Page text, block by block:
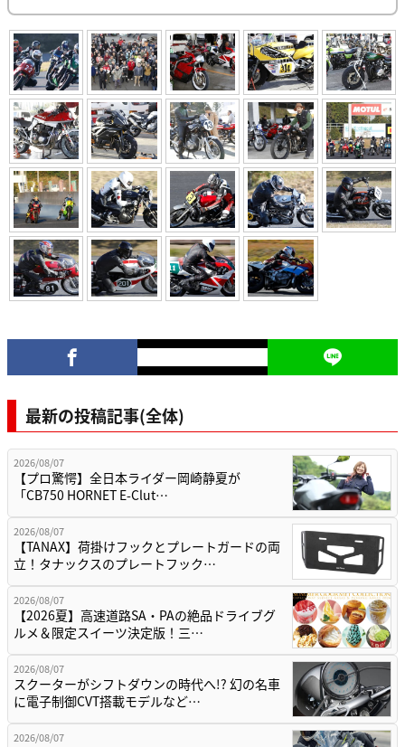
最新の投稿記事(全体)
2026/08/07
【プロ驚愕】全日本ライダー岡崎静夏が
「CB750 HORNET E-Clut…
2026/08/07
【TANAX】荷掛けフックとプレートガードの両
立！タナックスのプレートフック…
2026/08/07
【2026夏】高速道路SA・PAの絶品ドライブグ
ルメ＆限定スイーツ決定版！三…
2026/08/07
スクーターがシフトダウンの時代へ!? 幻の名車
に電子制御CVT搭載モデルなど…
2026/08/07